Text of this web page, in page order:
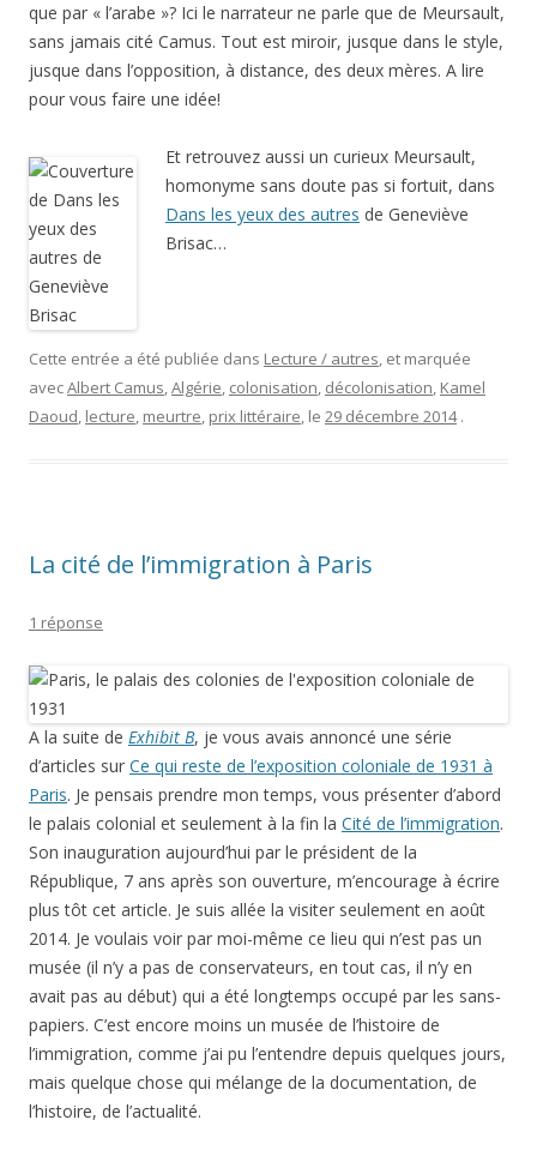
que par « l’arabe »? Ici le narrateur ne parle que de Meursault,
sans jamais cité Camus. Tout est miroir, jusque dans le style,
jusque dans l’opposition, à distance, des deux mères. A lire
pour vous faire une idée!
Et retrouvez aussi un curieux Meursault,
homonyme sans doute pas si fortuit, dans
Dans les yeux des autres de Geneviève
Brisac…
Cette entrée a été publiée dans Lecture / autres, et marquée
avecAlbert Camus,Algérie, colonisation, décolonisation, Kamel
Daoud, lecture, meurtre, prix littéraire, le 29 décembre 2014 .
La cité de l’immigration à Paris
1 réponse
A la suite de Exhibit B, je vous avais annoncé une série
d’articles sur Ce qui reste de l’exposition coloniale de 1931 à
Paris. Je pensais prendre mon temps, vous présenter d’abord
le palais colonial et seulement à la fin la Cité de l’immigration.
Son inauguration aujourd’hui par le président de la
République, 7 ans après son ouverture, m’encourage à écrire
plus tôt cet article. Je suis allée la visiter seulement en août
2014. Je voulais voir par moi-même ce lieu qui n’est pas un
musée (il n’y a pas de conservateurs, en tout cas, il n’y en
avait pas au début) qui a été longtemps occupé par les sans-
papiers. C’est encore moins un musée de l’histoire de
l’immigration, comme j’ai pu l’entendre depuis quelques jours,
mais quelque chose qui mélange de la documentation, de
l’histoire, de l’actualité.